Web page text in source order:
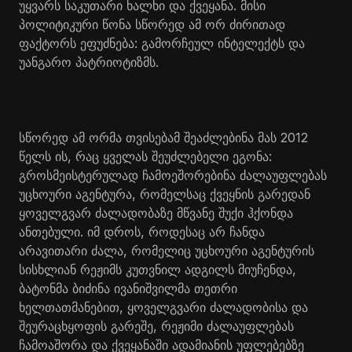
უყვარს საკუთარი ხალხი და ქვეყანა. მისი
პოლიტიკური წონა სწორედ ამ ორ ძირითად
ფაქტორს ეფუძნება: გამორჩეულ ინტელექტს და
უანგარო პატრიოტიზმს.
სწორედ ამ ორმა თვისებამ შეაძლებინა მას 2012
წელს ის, რაც ყველას შეუძლებელი ეგონა:
გროსმეისტერულად ჩამოეშორებინა ძალაუფლებას
უცხოური აგენტურა, რომელსაც ქვეყნის გარედან
ყოველგვარ ძალადობაზე მწვანე შუქი ჰქონდა
ანთებული. იმ დროს, როდესაც არ ჩანდა
არავითარი ძალა, რომელიც უცხოური აგენტურის
სისხლიან რეჟიმს კუთვნილ ადგილს მიუჩენდა,
ბატონმა ბიძინა ივანიშვილმა თეთრი
ხელთათმანებით, ყოველგვარი ძალადობისა და
შეურაცხყოფის გარეშე, რეჟიმი ძალაუფლებას
ჩამოაშორა და ქვეყანაში ადამიანის უფლებებზე